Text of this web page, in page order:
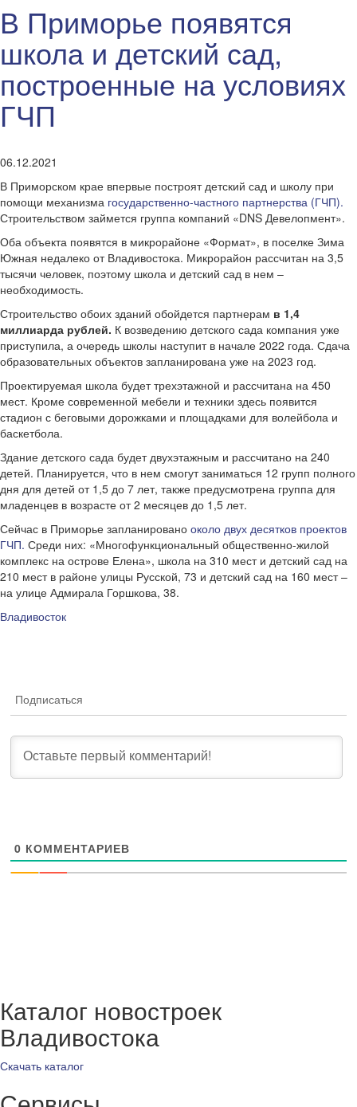
В Приморье появятся
школа и детский сад,
построенные на условиях
ГЧП
06.12.2021
В Приморском крае впервые построят детский сад и школу при
помощи механизма государственно-частного партнерства (ГЧП).
Строительством займется группа компаний «DNS Девелопмент».
Оба объекта появятся в микрорайоне «Формат», в поселке Зима
Южная недалеко от Владивостока. Микрорайон рассчитан на 3,5
тысячи человек, поэтому школа и детский сад в нем –
необходимость.
Строительство обоих зданий обойдется партнерам в 1,4
миллиарда рублей. К возведению детского сада компания уже
приступила, а очередь школы наступит в начале 2022 года. Сдача
образовательных объектов запланирована уже на 2023 год.
​Проектируемая школа будет трехэтажной и рассчитана на 450
мест. Кроме современной мебели и техники здесь появится
стадион с беговыми дорожками и площадками для волейбола и
баскетбола.
Здание детского сада будет двухэтажным и рассчитано на 240
детей. Планируется, что в нем смогут заниматься 12 групп полного
дня для детей от 1,5 до 7 лет, также предусмотрена группа для
младенцев в возрасте от 2 месяцев до 1,5 лет.
Сейчас в Приморье запланировано около двух десятков проектов
ГЧП. Среди них: «Многофункциональный общественно-жилой
комплекс на острове Елена», школа на 310 мест и детский сад на
210 мест в районе улицы Русской, 73 и детский сад на 160 мест –
на улице Адмирала Горшкова, 38.
Владивосток
Подписаться
0 КОММЕНТАРИЕВ
Каталог новостроек
Владивостока
Скачать каталог